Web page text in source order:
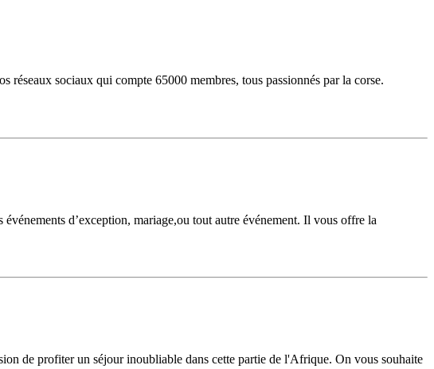
réseaux sociaux qui compte 65000 membres, tous passionnés par la corse.
d’exception, mariage,ou tout autre événement. Il vous offre la
de profiter un séjour inoubliable dans cette partie de l'Afrique. On vous souhaite